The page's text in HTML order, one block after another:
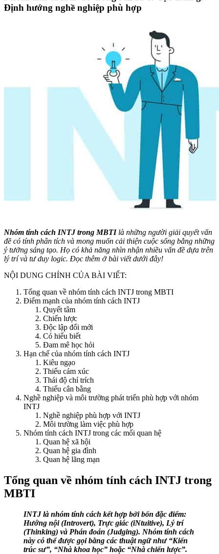
Định hướng nghề nghiệp phù hợp
Nhóm tính cách INTJ trong MBTIlà những người giải quyết vấn
đề có tính phân tích và mong muốn cải thiện cuộc sống bằng những
ý tưởng sáng tạo. Họ có khả năng nhìn nhận nhiều vấn đề dựa trên
lý trí và tư duy logic. Đọc thêm ở bài viết dưới đây!
NỘI DUNG CHÍNH CỦA BÀI VIẾT:
Tổng quan về nhóm tính cách INTJ trong MBTI
Điểm mạnh của nhóm tính cách INTJ
Quyết tâm
Chiến lược
Độc lập đổi mới
Có hiểu biết
Đam mê học hỏi
Hạn chế của nhóm tính cách INTJ
Kiêu ngạo
Thiếu cảm xúc
Thái độ chỉ trích
Thiếu cân bằng
Nghề nghiệp và môi trường phát triển phù hợp với nhóm
INTJ
Nghề nghiệp phù hợp với INTJ
Môi trường làm việc phù hợp
Nhóm tính cách INTJ trong các mối quan hệ
Quan hệ xã hội
Quan hệ gia đình
Quan hệ lãng mạn
Tổng quan về nhóm tính cách INTJ trong
MBTI
INTJ là nhóm tính cách kết hợp bởi bốn đặc điểm:
Hướng nội (Introvert), Trực giác (iNtuitive), Lý trí
(Thinking) và Phán đoán (Judging). Nhóm tính cách
này có thể được gọi bằng các thuật ngữ như “Kiến
trúc sư”, “Nhà khoa học” hoặc “Nhà chiến lược”.